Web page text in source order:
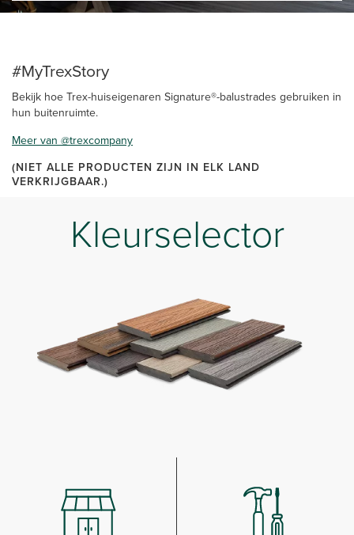
#MyTrexStory
Bekijk hoe Trex-huiseigenaren Signature®-balustrades gebruiken in
hun buitenruimte.
Meer van @trexcompany
(NIET ALLE PRODUCTEN ZIJN IN ELK LAND
VERKRIJGBAAR.)
Kleurselector